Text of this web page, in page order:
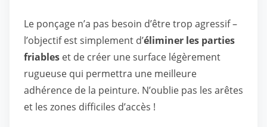
Le ponçage n’a pas besoin d’être trop agressif –
l’objectif est simplement d’éliminer les parties
friables et de créer une surface légèrement
rugueuse qui permettra une meilleure
adhérence de la peinture. N’oublie pas les arêtes
et les zones difficiles d’accès !